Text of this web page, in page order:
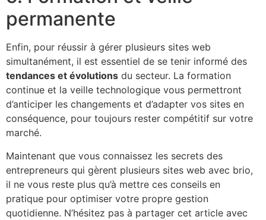
permanente
Enfin, pour réussir à gérer plusieurs sites web
simultanément, il est essentiel de se tenir informé des
tendances et évolutions du secteur. La formation
continue et la veille technologique vous permettront
d’anticiper les changements et d’adapter vos sites en
conséquence, pour toujours rester compétitif sur votre
marché.
Maintenant que vous connaissez les secrets des
entrepreneurs qui gèrent plusieurs sites web avec brio,
il ne vous reste plus qu’à mettre ces conseils en
pratique pour optimiser votre propre gestion
quotidienne. N’hésitez pas à partager cet article avec